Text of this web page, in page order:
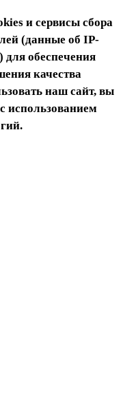
и сервисы сбора
(данные об IP-
для обеспечения
качества
наш сайт, вы
использованием